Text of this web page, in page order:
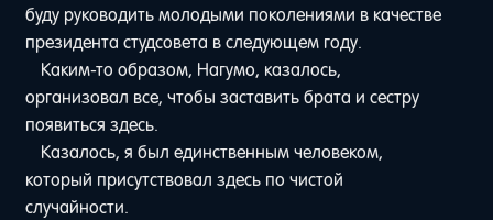
буду руководить молодыми поколениями в качестве
президента студсовета в следующем году.
Каким-то образом, Нагумо, казалось,
организовал все, чтобы заставить брата и сестру
появиться здесь.
Казалось, я был единственным человеком,
который присутствовал здесь по чистой
случайности.